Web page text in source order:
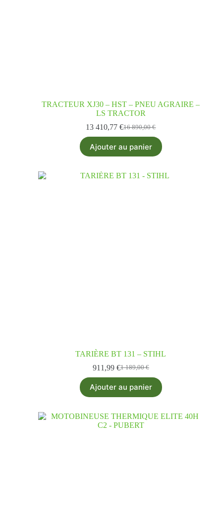
TRACTEUR XJ30 – HST – PNEU AGRAIRE –
LS TRACTOR
16 890,00€
13 410,77€
Ajouter au panier
TARIÈRE BT 131 – STIHL
1 189,00€
911,99 €
Ajouter au panier